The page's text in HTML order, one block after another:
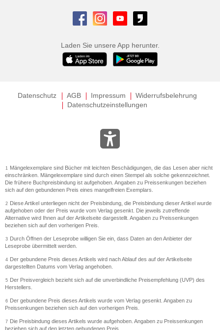
Laden Sie unsere App herunter.
Datenschutz AGB Impressum
Widerrufsbelehrung
Datenschutzeinstellungen
1
Mängelexemplare sind Bücher mit leichten Beschädigungen, die das Lesen aber nicht
einschränken. Mängelexemplare sind durch einen Stempel als solche gekennzeichnet.
Die frühere Buchpreisbindung ist aufgehoben. Angaben zu Preissenkungen beziehen
sich auf den gebundenen Preis eines mangelfreien Exemplars.
2 Diese Artikel unterliegen nicht der Preisbindung, die Preisbindung dieser Artikel wurde
aufgehoben oder der Preis wurde vom Verlag gesenkt. Die jeweils zutreffende
Alternative wird Ihnen auf der Artikelseite dargestellt. Angaben zu Preissenkungen
beziehen sich auf den vorherigen Preis.
3 Durch Öffnen der Leseprobe willigen Sie ein, dass Daten an den Anbieter der
Leseprobe übermittelt werden.
4 Der gebundene Preis dieses Artikels wird nach Ablauf des auf der Artikelseite
dargestellten Datums vom Verlag angehoben.
5 Der Preisvergleich bezieht sich auf die unverbindliche Preisempfehlung (UVP) des
Herstellers.
6 Der gebundene Preis dieses Artikels wurde vom Verlag gesenkt. Angaben zu
Preissenkungen beziehen sich auf den vorherigen Preis.
7 Die Preisbindung dieses Artikels wurde aufgehoben. Angaben zu Preissenkungen
beziehen sich auf den letzten gebundenen Preis.